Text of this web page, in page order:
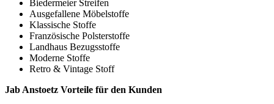
Biedermeier Streifen
Ausgefallene Möbelstoffe
Klassische Stoffe
Französische Polsterstoffe
Landhaus Bezugsstoffe
Moderne Stoffe
Retro & Vintage Stoff
Jab Anstoetz Vorteile für den Kunden